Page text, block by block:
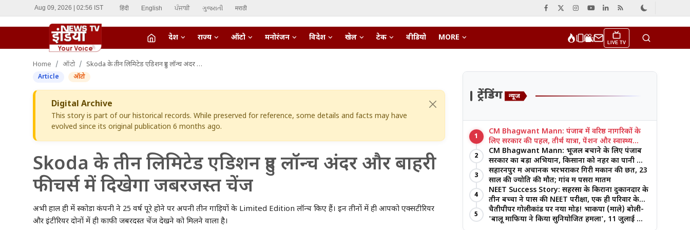
Aug 09, 2026 | 02:56 IST हिंदी English ਪੰਜਾਬੀ ગુજરાતી मराठी
देश राज्य ऑटो मनोरंजन विदेश खेल टेक वीडियो MORE LIVE TV
LIVE TV
Home ऑटो Skoda के तीन लिमिटेड एडिशन हुए लॉन्च अंदर और बाहरी फीचर्स में दिखेगा जबरजस्त चेंज
Article ऑटो
Digital Archive
This story is part of our historical records. While preserved for reference, some details and facts may have
evolved since its original publication 6 months ago.
Skoda के तीन लिमिटेड एडिशन हुए लॉन्च अंदर और बाहरी
फीचर्स में दिखेगा जबरजस्त चेंज
अभी हाल ही में स्कोडा कंपनी ने 25 वर्ष पूरे होने पर अपनी तीन गाड़ियों के Limited Edition लॉन्च किए हैं। इन तीनों में ही आपको एक्सटीरियर
और इंटीरियर दोनों में ही काफी जबरदस्त चेंज देखने को मिलने वाला है।
ट्रेंडिंग न्यूज
1
CM Bhagwant Mann: पंजाब में वरिष्ठ नागरिकों के
लिए सरकार की पहल, तीर्थ यात्रा, पेंशन और स्वास्थ्य
सुविधाओं पर जोर
2
CM Bhagwant Mann: भूजल बचाने के लिए पंजाब
सरकार का बड़ा अभियान, किसानों को नहर का पानी और
आधुनिक खेती का मिल रहा लाभ
3
सहारनपुर में अचानक भरभराकर गिरी मकान की छत, 23
साल की ज्योति की मौत; गांव में पसरा मातम
4
NEET Success Story: सहरसा के किराना दुकानदार के
तीन बच्चों ने पास की NEET परीक्षा, एक ही परिवार के
तीन भाई-बहनों ने रचा इतिहास
5
चैतीपीपर गोलीकांड पर नया मोड़! भाकपा (माले) बोली-
'बालू माफिया ने किया सुनियोजित हमला', 11 जुलाई को